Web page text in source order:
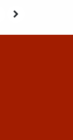
讓大家更認識
的心情，和老